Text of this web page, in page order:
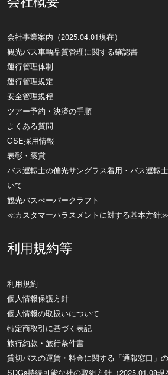
会社事業案内（2025.04.01現在）
観光バス車輌品質管理に関する確認書
運行管理体制
運行管理規定
安全管理規程
ツアー予約・決済の手順
よくある質問
GSE採用情報
表彰・褒賞
バス運転士の偏光サングラス着用・バス運転
いて
観光バスぺーパークラフト
≪カスタマーハラスメントに対する基本方針≫
利用規約等
利用規約
個人情報保護方針
個人情報の取扱いについて
特定商取引に基づく表記
旅行約款・旅行条件書
貸切バスの運賃・料金に関する「通報窓口」
SDGs持続可能な社の取組方針（2025.01.08現